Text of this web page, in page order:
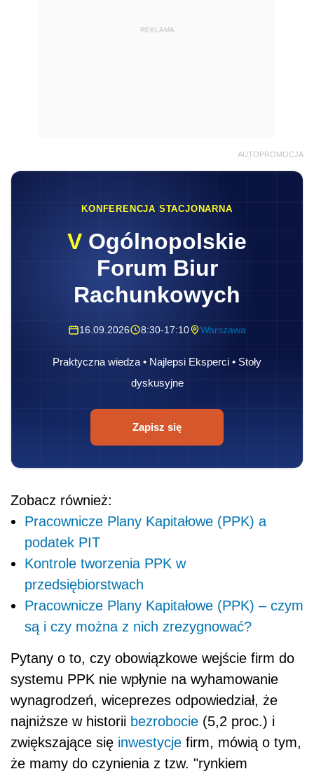
REKLAMA
AUTOPROMOCJA
KONFERENCJA STACJONARNA
V Ogólnopolskie
Forum Biur
Rachunkowych
16.09.2026 8:30-17:10 Warszawa
Praktyczna wiedza • Najlepsi Eksperci • Stoły
dyskusyjne
Zapisz się
Zobacz również:
Pracownicze Plany Kapitałowe (PPK) a
podatek PIT
Kontrole tworzenia PPK w
przedsiębiorstwach
Pracownicze Plany Kapitałowe (PPK) – czym
są i czy można z nich zrezygnować?
Pytany o to, czy obowiązkowe wejście firm do
systemu PPK nie wpłynie na wyhamowanie
wynagrodzeń, wiceprezes odpowiedział, że
najniższe w historii bezrobocie (5,2 proc.) i
zwiększające się inwestycje firm, mówią o tym,
że mamy do czynienia z tzw. "rynkiem